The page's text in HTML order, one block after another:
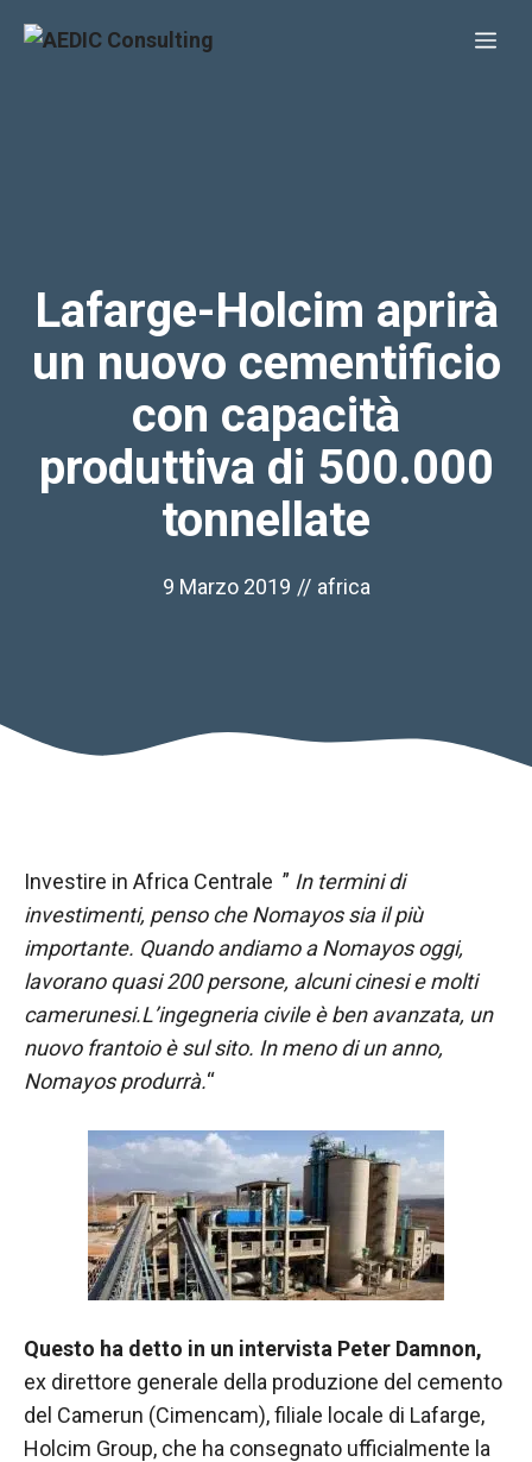
Lafarge-Holcim aprirà
un nuovo cementificio
con capacità
produttiva di 500.000
tonnellate
9 Marzo 2019 // africa
Investire in Africa Centrale ” In termini di
investimenti, penso che Nomayos sia il più
importante. Quando andiamo a Nomayos oggi,
lavorano quasi 200 persone, alcuni cinesi e molti
camerunesi.L’ingegneria civile è ben avanzata, un
nuovo frantoio è sul sito. In meno di un anno,
Nomayos produrrà.“
Questo ha detto in un intervista Peter Damnon,
ex direttore generale della produzione del cemento
del Camerun (Cimencam), filiale locale di Lafarge,
Holcim Group, che ha consegnato ufficialmente la
Necessario
Questi cookie
non sono
opzionali.
Sono
il
funzionamento
Statistiche
Al fine di
migliorare
funzionalità
struttura del
base a
come viene
utilizzato il